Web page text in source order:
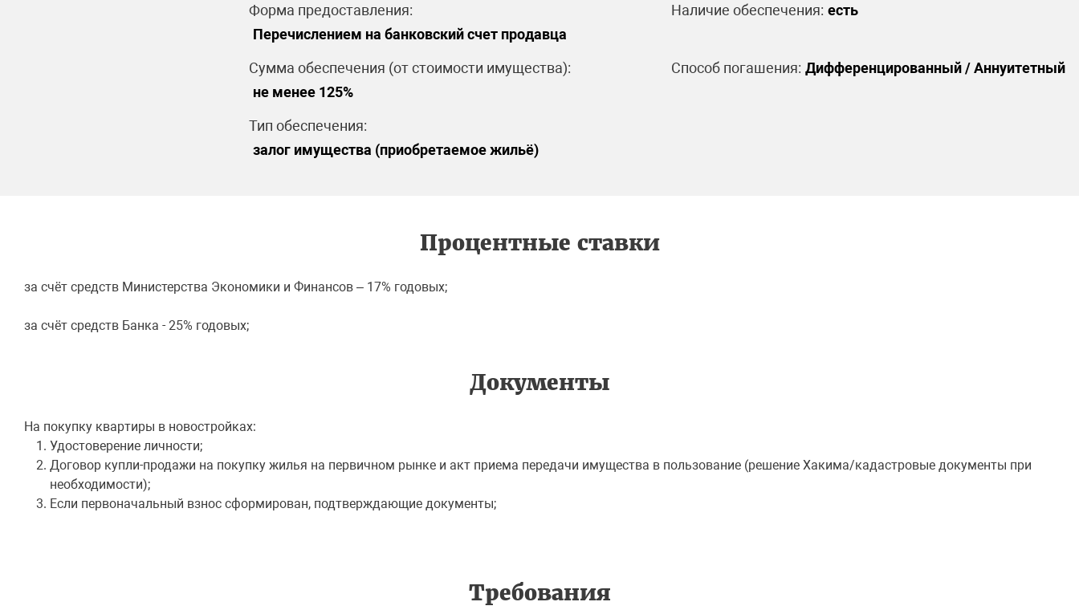
Форма предоставления:
Перечислением на банковский счет продавца
Наличие обеспечения: есть
Сумма обеспечения (от стоимости имущества):
не менее 125%
Способ погашения: Дифференцированный / Аннуитетный
Тип обеспечения:
залог имущества (приобретаемое жильё)
Процентные ставки
за счёт средств Министерства Экономики и Финансов – 17% годовых;
за счёт средств Банка - 25% годовых;
Документы
На покупку квартиры в новостройках:
Удостоверение личности;
Договор купли-продажи на покупку жилья на первичном рынке и акт приема передачи имущества в пользование (решение Хакима/кадастровые документы при
необходимости);
Если первоначальный взнос сформирован, подтверждающие документы;
Требования